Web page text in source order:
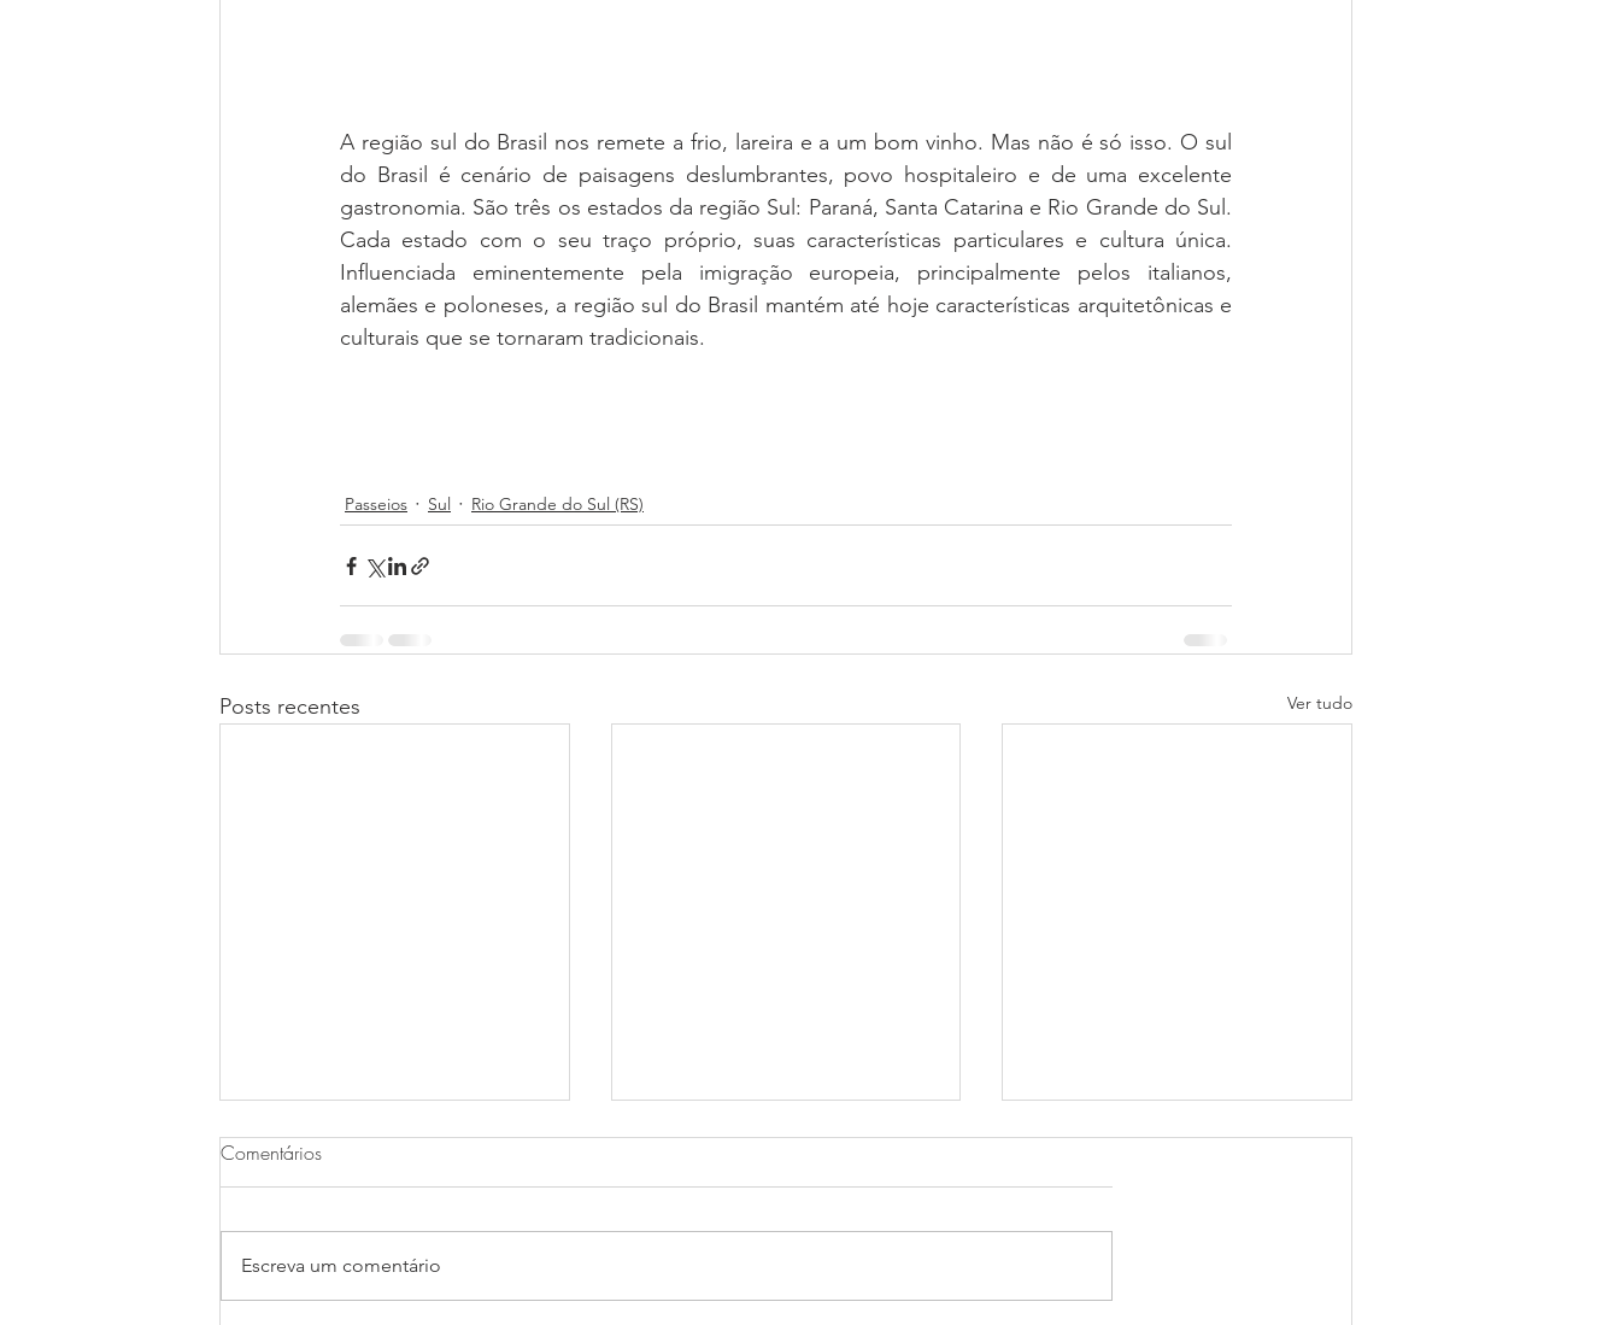
A região sul do Brasil nos remete a frio, lareira e a um bom vinho. Mas não é só isso. O sul
do Brasil é cenário de paisagens deslumbrantes, povo hospitaleiro e de uma excelente
gastronomia. São três os estados da região Sul: Paraná, Santa Catarina e Rio Grande do Sul.
Cada estado com o seu traço próprio, suas características particulares e cultura única.
Influenciada eminentemente pela imigração europeia, principalmente pelos italianos,
alemães e poloneses, a região sul do Brasil mantém até hoje características arquitetônicas e
culturais que se tornaram tradicionais.
Passeios Sul Rio Grande do Sul (RS)
Posts recentes Ver tudo
Comentários
Escreva um comentário